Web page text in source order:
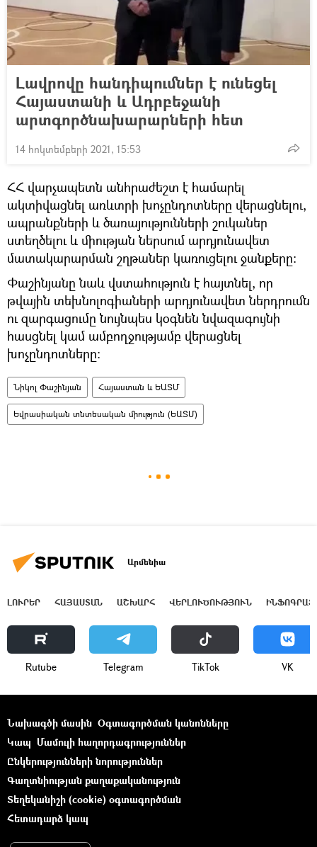
Լավրովը հանդիպումներ է ունեցել
Հայաստանի և Ադրբեջանի
արտգործնախարարների հետ
14 հոկտեմբերի 2021, 15:53
ՀՀ վարչապետն անհրաժեշտ է համարել
ակտիվացնել առևտրի խոչընդոտները վերացնելու,
ապրանքների և ծառայությունների շուկաներ
ստեղծելու և միության ներսում արդյունավետ
մատակարարման շղթաներ կառուցելու ջանքերը:
Փաշինյանը նաև վստահություն է հայտնել, որ
թվային տեխնոլոգիաների արդյունավետ ներդրումն
ու զարգացումը նույնպես կօգնեն նվազագույնի
հասցնել կամ ամբողջությամբ վերացնել
խոչընդոտները:
Նիկոլ Փաշինյան Հայաստան և ԵԱՏՄ
Եվրասիական տնտեսական միություն (ԵԱՏՄ)
Արմենիա
ԼՈՒՐԵՐ ՀԱՅԱՍՏԱՆ ԱՇԽԱՐՀ ՎԵՐԼՈՒԾՈՒԹՅՈՒՆ
Rutube Telegram ТikТоk VK
Նախագծի մասին Օգտագործման կանոնները
Կապ Մամուլի հաղորդագրություններ
Ընկերությունների նորություններ
Գաղտնիության քաղաքականություն
Տեղեկանիշի (cookie) օգտագործման
Հետադարձ կապ